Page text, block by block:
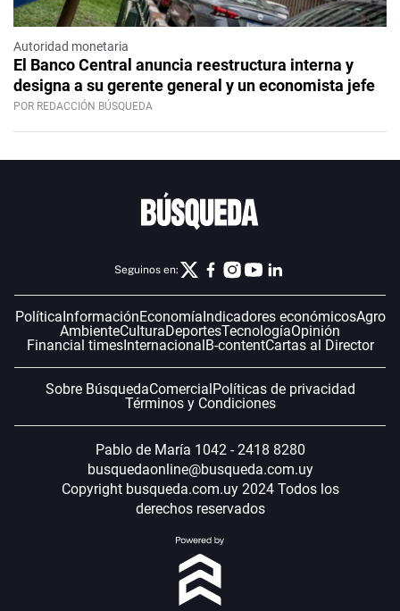
Autoridad monetaria
El Banco Central anuncia reestructura interna y
designa a su gerente general y un economista jefe
POR REDACCIÓN BÚSQUEDA
Seguinos en:
PolíticaInformaciónEconomíaIndicadores económicosAgro
AmbienteCulturaDeportesTecnologíaOpinión
Financial timesInternacionalB-contentCartas al Director
Sobre BúsquedaComercialPolíticas de privacidad
Términos y Condiciones
Pablo de María 1042 - 2418 8280
busquedaonline@busqueda.com.uy
Copyright busqueda.com.uy 2024 Todos los
derechos reservados